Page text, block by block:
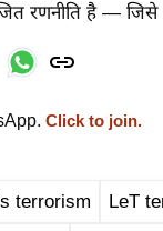
रणनीति है — जिसे
Click to join.
terrorism LeT